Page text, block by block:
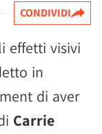
CONDIVIDI
effetti visivi
in
di aver
Carrie